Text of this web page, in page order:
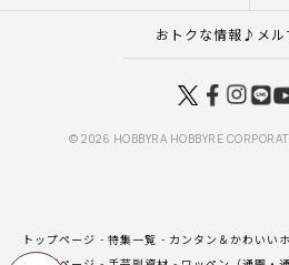
おトクな情報♪メル
© 2026 HOBBYRA HOBBYRE
トップページ 特集一覧 カンタン＆かわいい